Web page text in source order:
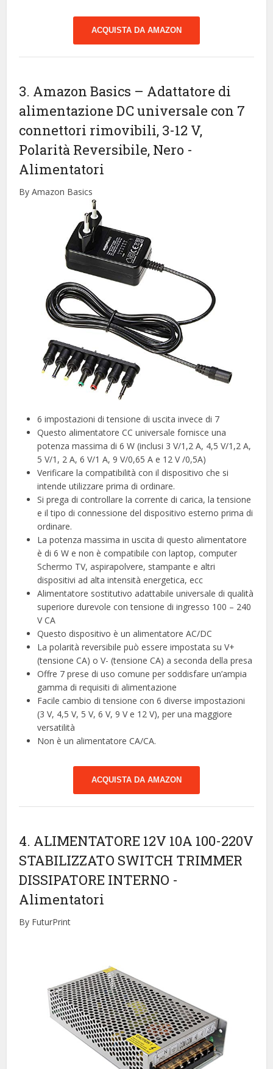
ACQUISTA DA AMAZON
3. Amazon Basics – Adattatore di
alimentazione DC universale con 7
connettori rimovibili, 3-12 V,
Polarità Reversibile, Nero -
Alimentatori
By Amazon Basics
6 impostazioni di tensione di uscita invece di 7
Questo alimentatore CC universale fornisce una
potenza massima di 6 W (inclusi 3 V/1,2 A, 4,5 V/1,2 A,
5 V/1, 2 A, 6 V/1 A, 9 V/0,65 A e 12 V /0,5A)
Verificare la compatibilità con il dispositivo che si
intende utilizzare prima di ordinare.
Si prega di controllare la corrente di carica, la tensione
e il tipo di connessione del dispositivo esterno prima di
ordinare.
La potenza massima in uscita di questo alimentatore
è di 6 W e non è compatibile con laptop, computer
Schermo TV, aspirapolvere, stampante e altri
dispositivi ad alta intensità energetica, ecc
Alimentatore sostitutivo adattabile universale di qualità
superiore durevole con tensione di ingresso 100 – 240
V CA
Questo dispositivo è un alimentatore AC/DC
La polarità reversibile può essere impostata su V+
(tensione CA) o V- (tensione CA) a seconda della presa
Offre 7 prese di uso comune per soddisfare un’ampia
gamma di requisiti di alimentazione
Facile cambio di tensione con 6 diverse impostazioni
(3 V, 4,5 V, 5 V, 6 V, 9 V e 12 V), per una maggiore
versatilità
Non è un alimentatore CA/CA.
ACQUISTA DA AMAZON
4. ALIMENTATORE 12V 10A 100-220V
STABILIZZATO SWITCH TRIMMER
DISSIPATORE INTERNO -
Alimentatori
By FuturPrint